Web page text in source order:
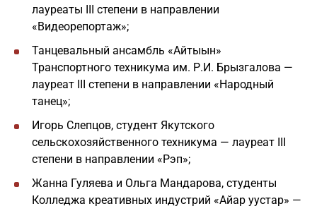
лауреаты III степени в направлении
«Видеорепортаж»;
Танцевальный ансамбль «Айтыын»
Транспортного техникума им. Р.И. Брызгалова —
лауреат III степени в направлении «Народный
танец»;
Игорь Слепцов, студент Якутского
сельскохозяйственного техникума — лауреат III
степени в направлении «Рэп»;
Жанна Гуляева и Ольга Мандарова, студенты
Колледжа креативных индустрий «Айар уустар» —